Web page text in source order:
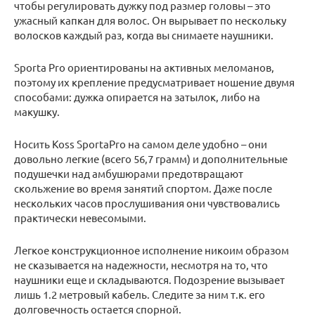
чтобы регулировать дужку под размер головы – это
ужасный капкан для волос. Он вырывает по нескольку
волосков каждый раз, когда вы снимаете наушники.
Sporta Pro ориентированы на активных меломанов,
поэтому их крепление предусматривает ношение двумя
способами: дужка опирается на затылок, либо на
макушку.
Носить Koss SportaPro на самом деле удобно – они
довольно легкие (всего 56,7 грамм) и дополнительные
подушечки над амбушюрами предотвращают
скольжение во время занятий спортом. Даже после
нескольких часов прослушивания они чувствовались
практически невесомыми.
Легкое конструкционное исполнение никоим образом
не сказывается на надежности, несмотря на то, что
наушники еще и складываются. Подозрение вызывает
лишь 1.2 метровый кабель. Следите за ним т.к. его
долговечность остается спорной.